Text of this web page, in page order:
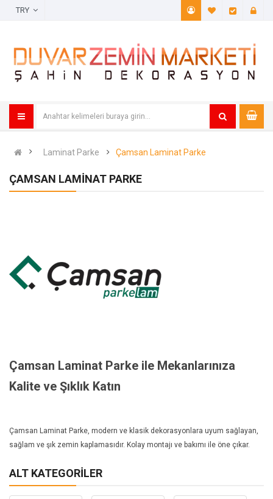
A. Listem
Laminat Parke Çamsan Laminat Parke
ÇAMSAN LAMINAT PARKE
Çamsan Laminat Parke ile Mekanlarınıza
Kalite ve Şıklık Katın
Çamsan Laminat Parke, modern ve klasik dekorasyonlara uyum sağlayan,
sağlam ve şık zemin kaplamasıdır. Kolay montajı ve bakımı ile öne çıkar.
ALT KATEGORILER